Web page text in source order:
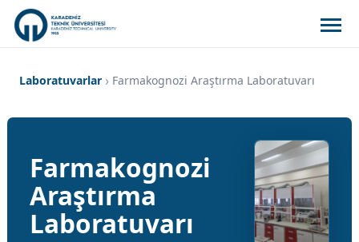
Laboratuvarlar Farmakognozi Araştırma Laboratuvarı
Farmakognozi
Araştırma
Laboratuvarı